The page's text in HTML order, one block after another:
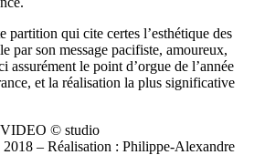
partition qui cite certes l’esthétique des
par son message pacifiste, amoureux,
assurément le point d’orgue de l’année
et la réalisation la plus significative
© studio
– Réalisation : Philippe-Alexandre